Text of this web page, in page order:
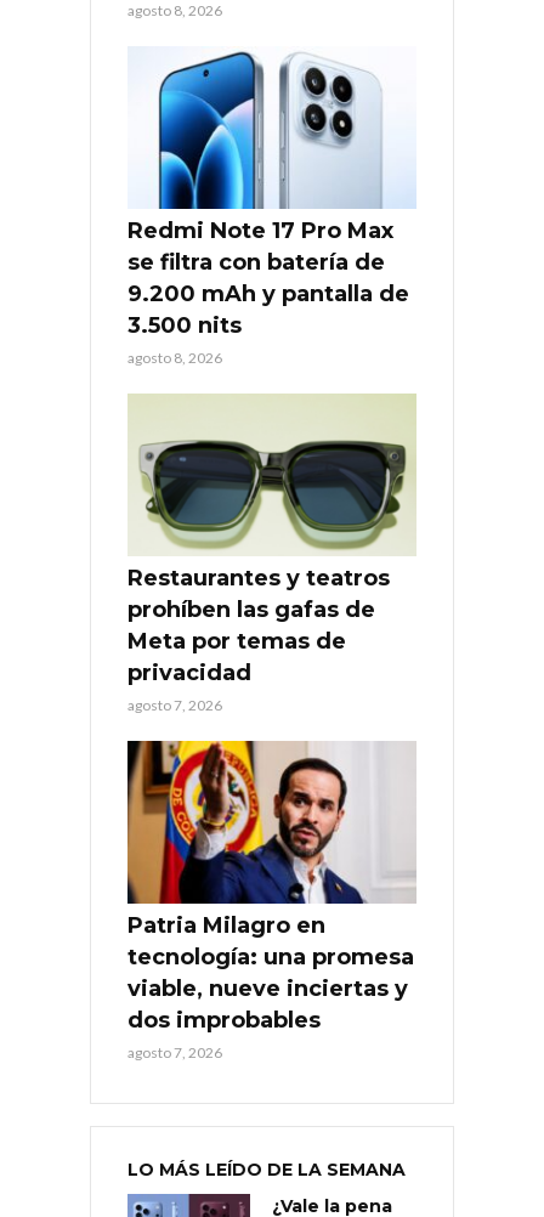
agosto 8, 2026
Redmi Note 17 Pro Max
se filtra con batería de
9.200 mAh y pantalla de
3.500 nits
agosto 8, 2026
Restaurantes y teatros
prohíben las gafas de
Meta por temas de
privacidad
agosto 7, 2026
Patria Milagro en
tecnología: una promesa
viable, nueve inciertas y
dos improbables
agosto 7, 2026
LO MÁS LEÍDO DE LA SEMANA
¿Vale la pena